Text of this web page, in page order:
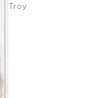
Troy